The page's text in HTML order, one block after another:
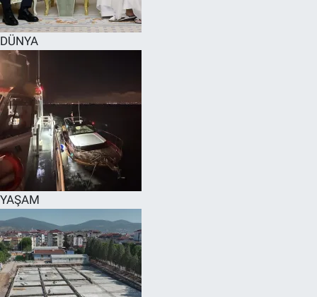
DÜNYA
YAŞAM